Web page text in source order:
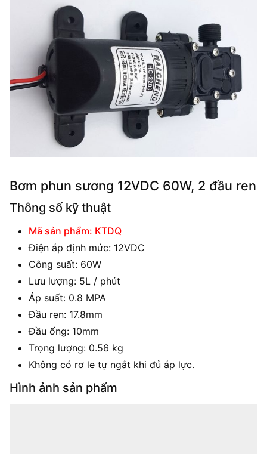
Bơm phun sương 12VDC 60W, 2 đầu ren
Thông số kỹ thuật
Mã sản phẩm: KTDQ
Điện áp định mức: 12VDC
Công suất: 60W
Lưu lượng: 5L / phút
Áp suất: 0.8 MPA
Đầu ren: 17.8mm
Đầu ống: 10mm
Trọng lượng: 0.56 kg
Không có rơ le tự ngắt khi đủ áp lực.
Hình ảnh sản phẩm